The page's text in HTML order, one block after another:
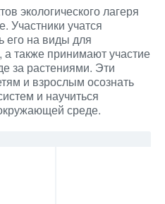
экологического лагеря
Участники учатся
его на виды для
также принимают участие
за растениями. Эти
и взрослым осознать
и научиться
среде.